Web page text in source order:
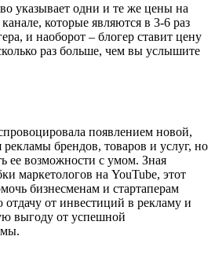
указывает одни и те же цены на
которые являются в 3-6 раз
и наоборот – блогер ставит цену
раз больше, чем вы услышите
появлением новой,
брендов, товаров и услуг, но
ее возможности с умом. Зная
маркетологов на YouTube, этот
бизнесменам и стартаперам
от инвестиций в рекламу и
выгоду от успешной